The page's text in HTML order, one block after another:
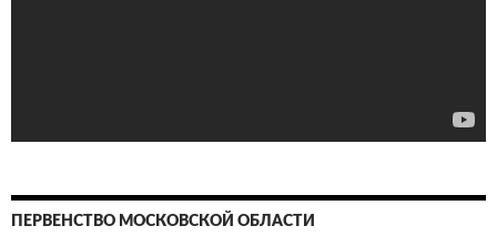
ПЕРВЕНСТВО МОСКОВСКОЙ ОБЛАСТИ